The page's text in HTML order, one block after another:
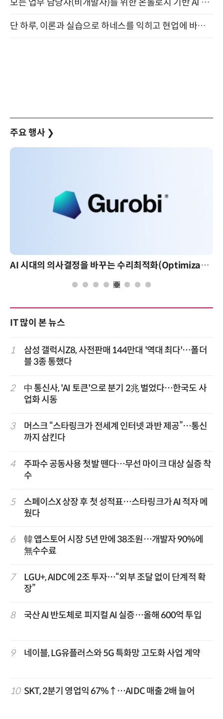
모든 업무 담당자(비개발자)를 위한 온톨로지 기반 AI 지식체계 설계 1-day 워크숍 8월 20일 개최
단 하루, 이론과 실습으로 하네스를 익히고 현업에 바로 쓰는 핸즈온 워크숍 (8/20)
주요 행사 ❯
AI 시대의 의사결정을 바꾸는 수리최적화(Optimization): 실제 산업 적용 사례와 활용 전략 AI 핀옵
IT 많이 본 뉴스
1
삼성 갤럭시Z8, 사전판매 144만대 '역대 최다'…폴더
블 3종 통했다
2
中 통신사, 'AI 토큰'으로 분기 2兆 벌었다…한국도 사
업화 시동
3
머스크 “스타링크가 전세계 인터넷 과반 제공”…통신
까지 삼킨다
4
주파수 공동사용 첫발 뗀다…무선 마이크 대상 실증 착
수
5
스페이스X 상장 후 첫 성적표…스타링크가 AI 적자 메
웠다
6
韓 앱스토어 시장 5년 만에 38조원…개발자 90%에
無수수료
7
LGU+, AIDC에 2조 투자…“외부 조달 없이 단계적 확
장”
8 국산 AI 반도체로 피지컬 AI 실증…올해 600억 투입
9 네이블, LG유플러스와 5G 특화망 고도화 사업 계약
10 SKT, 2분기 영업익 67%↑…AIDC 매출 2배 늘어